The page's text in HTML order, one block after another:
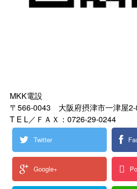
MKK電設
〒566-0043 大阪府摂津市一津屋2-
T E L／ＦＡＸ：0726-29-0244
Twitter
Google+